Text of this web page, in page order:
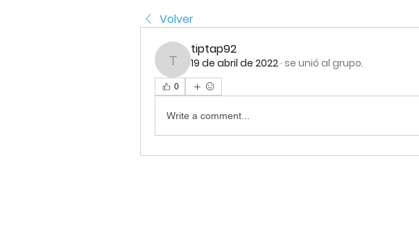
Volver
tiptap92
tiptap92
19 de abril de 2022· se unió al grupo.
0
Write a comment...